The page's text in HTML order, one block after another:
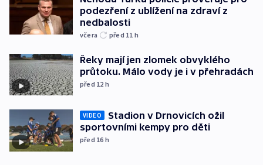
podezření z ublížení na zdraví z
nedbalosti
včera před 11 h
Řeky mají jen zlomek obvyklého
průtoku. Málo vody je i v přehradách
před 12 h
VIDEO
Stadion v Drnovicích ožil
sportovními kempy pro děti
před 16 h